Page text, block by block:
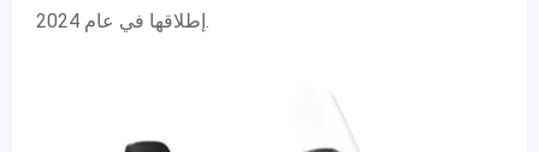
إطلاقها في عام 2024.